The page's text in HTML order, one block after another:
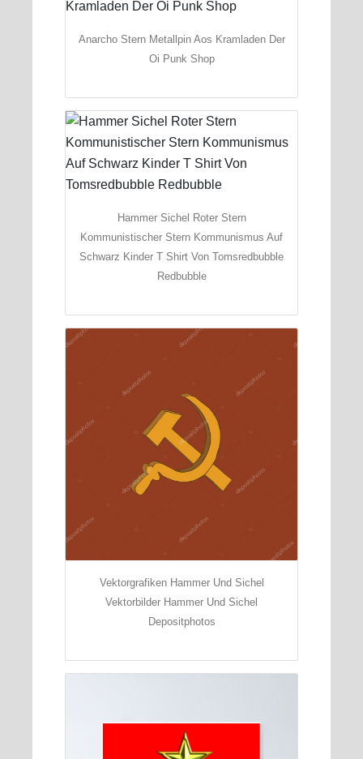
Anarcho Stern Metallpin Aos Kramladen Der
Oi Punk Shop
Hammer Sichel Roter Stern
Kommunistischer Stern Kommunismus Auf
Schwarz Kinder T Shirt Von Tomsredbubble
Redbubble
Vektorgrafiken Hammer Und Sichel
Vektorbilder Hammer Und Sichel
Depositphotos